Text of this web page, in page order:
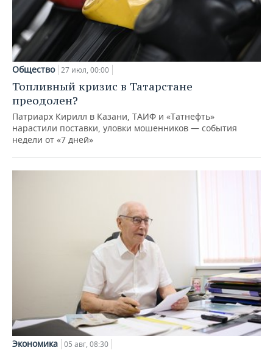
Общество 27 июл, 00:00
Топливный кризис в Татарстане
преодолен?
Патриарх Кирилл в Казани, ТАИФ и «Татнефть»
нарастили поставки, уловки мошенников — события
недели от «7 дней»
Экономика 05 авг, 08:30